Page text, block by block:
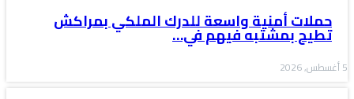
حملات أمنية واسعة للدرك الملكي بمراكش
تطيح بمشتبه فيهم في…
5 أغسطس, 2026